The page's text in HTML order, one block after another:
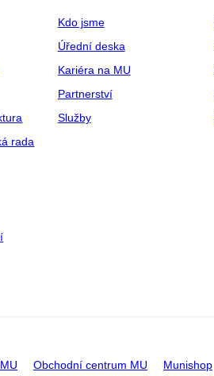
rada
Kdo jsme
Úřední deska
Kariéra na MU
Partnerství
Služby
Obchodní centrum MU Munishop